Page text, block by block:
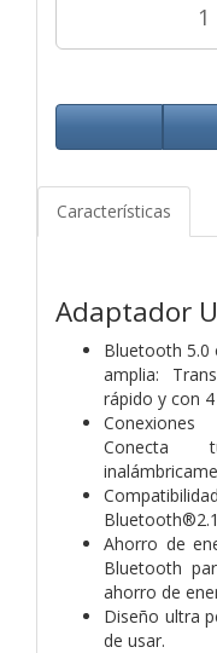
Características
Adaptador
Bluetooth 5.0
amplia:
rápido y con
Conecta
Ahorro de
Bluetooth
ahorro de
Diseño ultra
de usar.